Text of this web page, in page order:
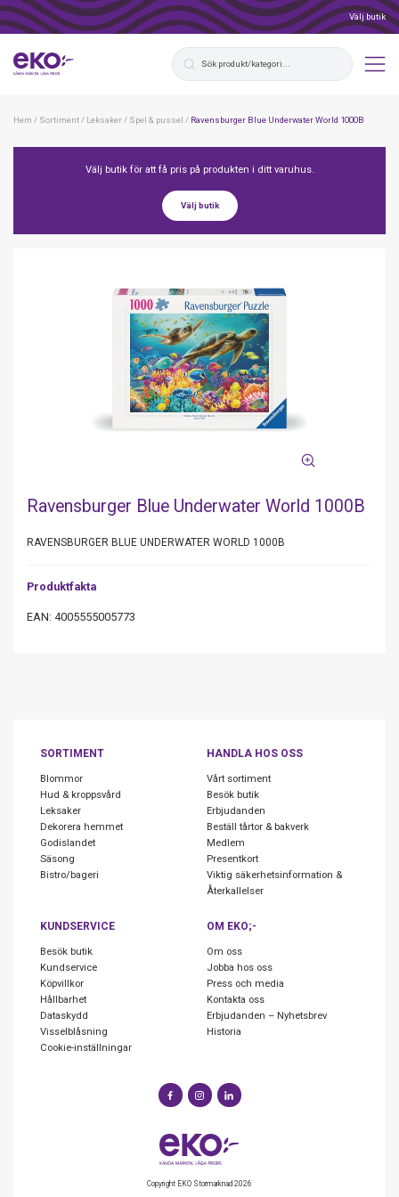
Välj butik
Hem / Sortiment/ Leksaker/ Spel & pussel / Ravensburger Blue Underwater World 1000B
Välj butik för att få pris på produkten i ditt varuhus.
Välj butik
Ravensburger Blue Underwater World 1000B
RAVENSBURGER BLUE UNDERWATER WORLD 1000B
Produktfakta
EAN: 4005555005773
SORTIMENT
Blommor
Hud & kroppsvård
Leksaker
Dekorera hemmet
Godislandet
Säsong
Bistro/bageri
HANDLA HOS OSS
Vårt sortiment
Besök butik
Erbjudanden
Beställ tårtor & bakverk
Medlem
Presentkort
Viktig säkerhetsinformation &
Återkallelser
KUNDSERVICE
Besök butik
Kundservice
Köpvillkor
Hållbarhet
Dataskydd
Visselblåsning
Cookie-inställningar
OM EKO;-
Om oss
Jobba hos oss
Press och media
Kontakta oss
Erbjudanden – Nyhetsbrev
Historia
Copyright EKO Stormarknad 2026